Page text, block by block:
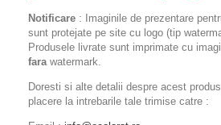
Notificare : Imaginile de prezentare
sunt protejate pe site cu logo (tip
Produsele livrate sunt imprimate cu
fara watermark.
Doresti si alte detalii despre acest
placere la intrebarile tale trimise catre :